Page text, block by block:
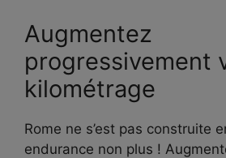
Augmentez
progressivement
kilométrage
Rome ne s’est pas construite
endurance non plus !